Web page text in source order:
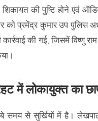
शिकायत की पुष्टि होने एवं
को प्रमेंद्र कुमार उप पुलिस
की गई, जिसमें विष्णु
में लोकायुक्त का
समय से सुर्खियों में है।